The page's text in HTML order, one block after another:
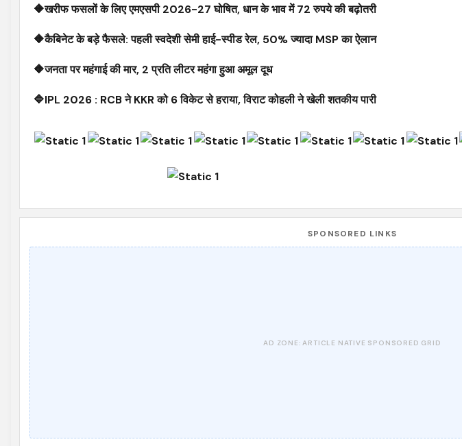
🔶खरीफ फसलों के लिए एमएसपी 2026-27 घोषित, धान के भाव में 72 रुपये की बढ़ोतरी
🔶कैबिनेट के बड़े फैसले: पहली स्वदेशी सेमी हाई-स्पीड रेल, 50% ज्यादा MSP का ऐलान
🔶जनता पर महंगाई की मार, ₹2 प्रति लीटर महंगा हुआ अमूल दूध
🔷IPL 2026 : RCB ने KKR को 6 विकेट से हराया, विराट कोहली ने खेली शतकीय पारी
SPONSORED LINKS